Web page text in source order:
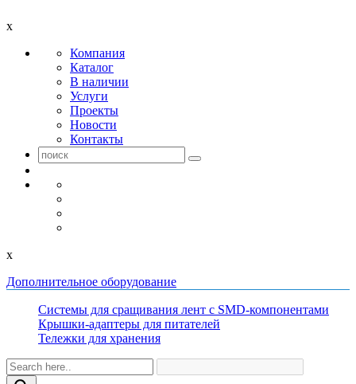
x
Компания
Каталог
В наличии
Услуги
Проекты
Новости
Контакты
x
Дополнительное оборудование
Системы для сращивания лент с SMD-компонентами
Крышки-адаптеры для питателей
Тележки для хранения